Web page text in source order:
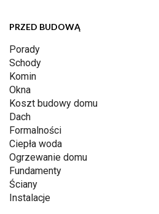
PRZED BUDOWĄ
Porady
Schody
Komin
Okna
Koszt budowy domu
Dach
Formalności
Ciepła woda
Ogrzewanie domu
Fundamenty
Ściany
Instalacje